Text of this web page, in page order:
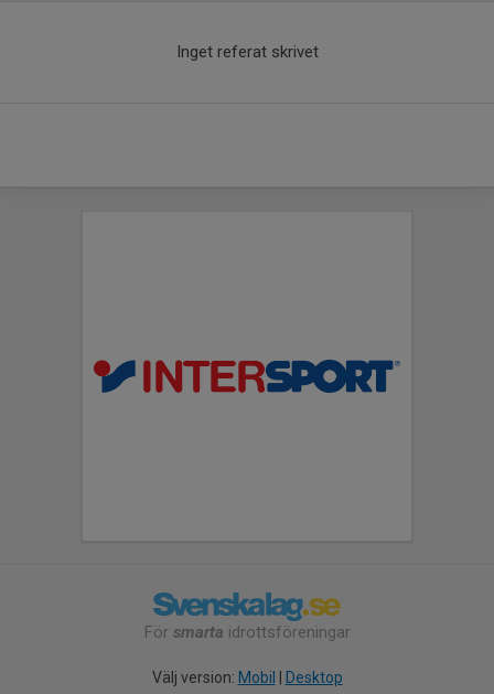
Inget referat skrivet
För smarta idrottsföreningar
Välj version: Mobil Desktop